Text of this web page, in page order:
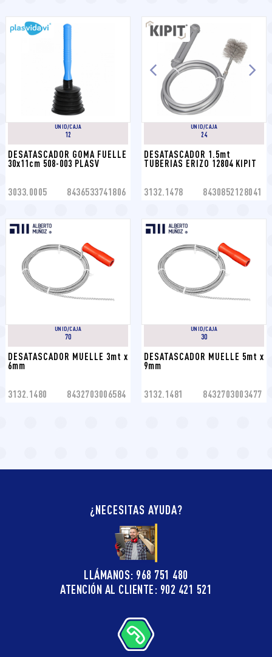
UNID/CAJA
12
DESATASCADOR GOMA FUELLE
30x11cm 508-003 PLASV
3033.0005 8436533741806
UNID/CAJA
24
DESATASCADOR 1.5mt
TUBERIAS ERIZO 12804 KIPIT
3132.1478 8430852128041
UNID/CAJA
70
DESATASCADOR MUELLE 3mt x
6mm
3132.1480 8432703006584
UNID/CAJA
30
DESATASCADOR MUELLE 5mt x
9mm
3132.1481 8432703003477
¿NECESITAS AYUDA?
LLÁMANOS: 968 751 480
ATENCIÓN AL CLIENTE: 902 421 521